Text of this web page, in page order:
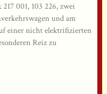
001, 103 226, zwei
und am
einer nicht elektrifizierten
Reiz zu